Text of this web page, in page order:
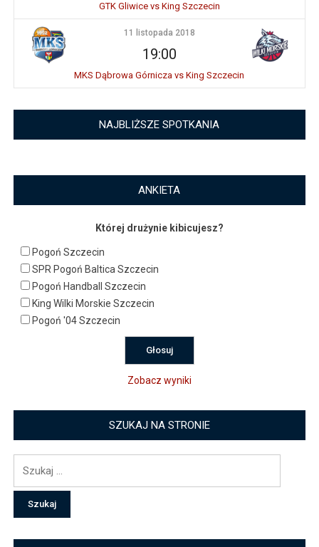
GTK Gliwice vs King Szczecin
11 listopada 2018
19:00
MKS Dąbrowa Górnicza vs King Szczecin
NAJBLIŻSZE SPOTKANIA
ANKIETA
Której drużynie kibicujesz?
Pogoń Szczecin
SPR Pogoń Baltica Szczecin
Pogoń Handball Szczecin
King Wilki Morskie Szczecin
Pogoń '04 Szczecin
Zobacz wyniki
SZUKAJ NA STRONIE